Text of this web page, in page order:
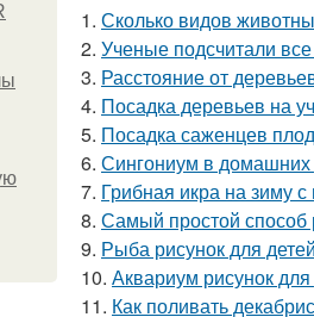
1. Сколько видов
2. Ученые подсчитали
3. Расстояние от
4. Посадка деревьев на
5. Посадка саженцев
6. Сингониум в домашних
7. Грибная икра на зиму
8. Самый простой
9. Рыба рисунок для
10. Аквариум рисунок
11. Как поливать